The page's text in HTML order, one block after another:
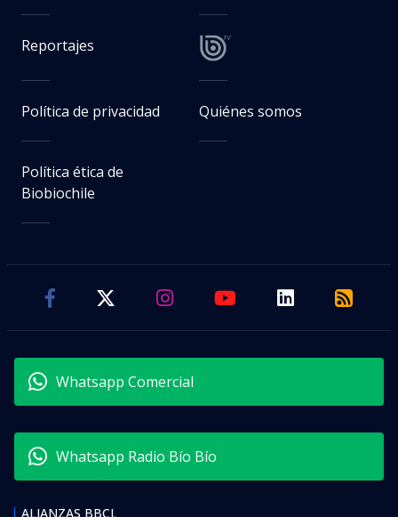
Reportajes
Política de privacidad Quiénes somos
Política ética de
Biobiochile
Whatsapp Comercial
Whatsapp Radio Bío Bío
ALIANZAS BBCL